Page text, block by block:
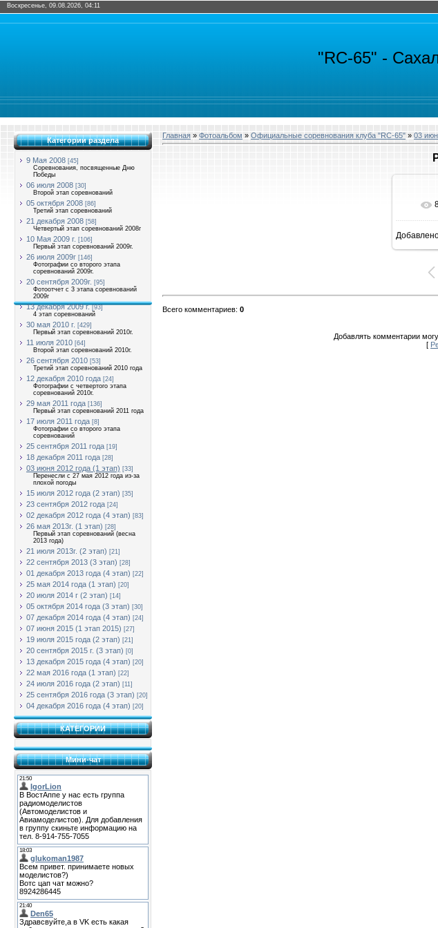
Воскресенье, 09.08.2026, 04:11
"RC-65" -
Категории раздела
9 Мая 2008 [45]
Соревнования, посвященные Дню
Победы
06 июля 2008 [30]
Второй этап соревнований
05 октября 2008 [86]
Третий этап соревнований
21 декабря 2008 [58]
Четвертый этап соревнований 2008г
10 Мая 2009 г. [106]
Первый этап соревнований 2009г.
26 июля 2009г [146]
Фотографии со второго этапа
соревнований 2009г.
20 сентября 2009г. [95]
Фотоотчет с 3 этапа соревнований
2009г
13 декабря 2009 г. [93]
4 этап соревнований
30 мая 2010 г. [429]
Первый этап соревнований 2010г.
11 июля 2010 [64]
Второй этап соревнований 2010г.
26 сентября 2010 [53]
Третий этап соревнований 2010 года
12 декабря 2010 года [24]
Фотографии с четвертого этапа
соревнований 2010г.
29 мая 2011 года [136]
Первый этап соревнований 2011 года
17 июля 2011 года [8]
Фотографии со второго этапа
соревнований
25 сентября 2011 года [19]
18 декабря 2011 года [28]
03 июня 2012 года (1 этап) [33]
Перенесли с 27 мая 2012 года из-за
плохой погоды
15 июля 2012 года (2 этап) [35]
23 сентября 2012 года [24]
02 декабря 2012 года (4 этап) [83]
26 мая 2013г. (1 этап) [28]
Первый этап соревнований (весна
2013 года)
21 июля 2013г. (2 этап) [21]
22 сентября 2013 (3 этап) [28]
01 декабря 2013 года (4 этап) [22]
25 мая 2014 года (1 этап) [20]
20 июля 2014 г (2 этап) [14]
05 октября 2014 года (3 этап) [30]
07 декабря 2014 года (4 этап) [24]
07 июня 2015 (1 этап 2015) [27]
19 июля 2015 года (2 этап) [21]
20 сентября 2015 г. (3 этап) [0]
13 декабря 2015 года (4 этап) [20]
22 мая 2016 года (1 этап) [22]
24 июля 2016 года (2 этап) [11]
25 сентября 2016 года (3 этап) [20]
04 декабря 2016 года (4 этап) [20]
КАТЕГОРИИ
Мини-чат
Главная » Фотоальбом » Официальные соревнования клуба "RC-65" » 03
Всего комментариев: 0
Добавлять комментарии
[